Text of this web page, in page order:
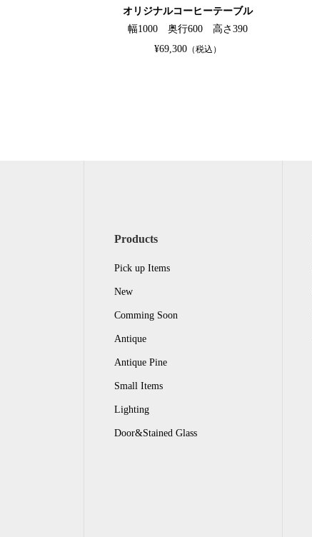
オリジナルコーヒーテーブル
幅1000 奥行600 高さ390
¥69,300 （税込）
Products
Pick up Items
New
Comming Soon
Antique
Antique Pine
Small Items
Lighting
Door&Stained Glass